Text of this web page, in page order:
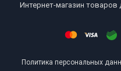
Интернет-магазин
Политика персональных